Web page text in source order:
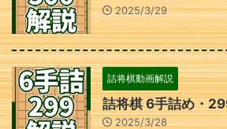
2025/3/29
詰将棋動画解説
詰将棋 6手詰め・
2025/3/28